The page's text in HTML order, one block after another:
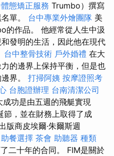
態矯正服務 Trumbo）撰寫
單。 台中專業外燴團隊 美
的作品。 他經常從人生中汲
發明的生活，因此他在現代
台中整骨技術 戶外婚禮 在大
的邊界上保持平衡，但是也
界。 打掃阿姨 按摩證照考
台胞證辦理 台南清潔公司
成功是由五週的飛艇實現
節，並在財務上取得了成
版商皮埃爾·朱爾斯週
餐選擇 茶會 助聽器 種類
二十年的合同。 FIM是關於